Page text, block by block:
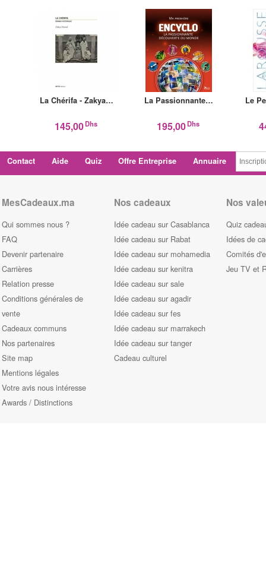
La Chérifa - Zakya…
145,00Dhs
La Passionnante…
195,00Dhs
Le
Contact Aide Quiz Offre Entreprise Annuaire
MesCadeaux.ma
Qui sommes nous ?
FAQ
Devenir partenaire
Carrières
Relation presse
Conditions générales de
vente
Cadeaux communs
Nos partenaires
Site map
Mentions légales
Votre avis nous intéresse
Awards / Distinctions
Nos cadeaux
Idée cadeau sur Casablanca
Idée cadeau sur Rabat
Idée cadeau sur mohamedia
Idée cadeau sur kenitra
Idée cadeau sur sale
Idée cadeau sur agadir
Idée cadeau sur fes
Idée cadeau sur marrakech
Idée cadeau sur tanger
Cadeau culturel
Nos
Quiz
Idées de
Comités
Jeu TV et